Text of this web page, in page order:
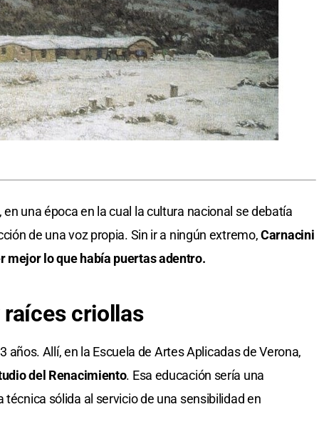
una época en la cual la cultura nacional se debatía
de una voz propia. Sin ir a ningún extremo,Carnacini
lo que había puertas adentro.
criollas
años. Allí, en la Escuela de Artes Aplicadas de Verona,
del Renacimiento. Esa educación sería una
sólida al servicio de una sensibilidad en